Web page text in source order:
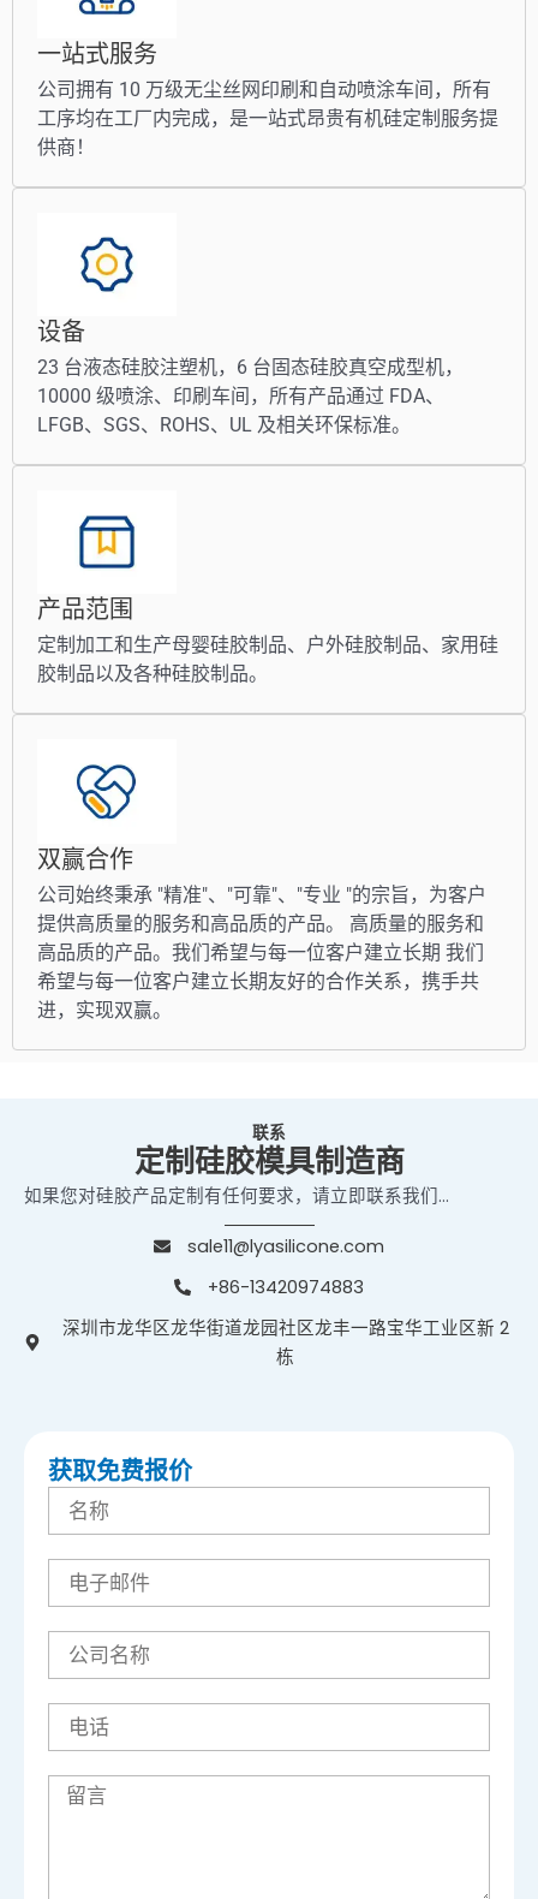
一站式服务
公司拥有 10 万级无尘丝网印刷和自动喷涂车间，所有
工序均在工厂内完成，是一站式昂贵有机硅定制服务提
供商！
设备
23 台液态硅胶注塑机，6 台固态硅胶真空成型机，
10000 级喷涂、印刷车间，所有产品通过 FDA、
LFGB、SGS、ROHS、UL 及相关环保标准。
产品范围
定制加工和生产母婴硅胶制品、户外硅胶制品、家用硅
胶制品以及各种硅胶制品。
双赢合作
公司始终秉承 "精准"、"可靠"、"专业 "的宗旨，为客户
提供高质量的服务和高品质的产品。 高质量的服务和
高品质的产品。我们希望与每一位客户建立长期 我们
希望与每一位客户建立长期友好的合作关系，携手共
进，实现双赢。
联系
定制硅胶模具制造商
如果您对硅胶产品定制有任何要求，请立即联系我们...
sale11@lyasilicone.com
+86-13420974883
深圳市龙华区龙华街道龙园社区龙丰一路宝华工业区新 2
栋
获取免费报价
名
电
件
公
称
电
留